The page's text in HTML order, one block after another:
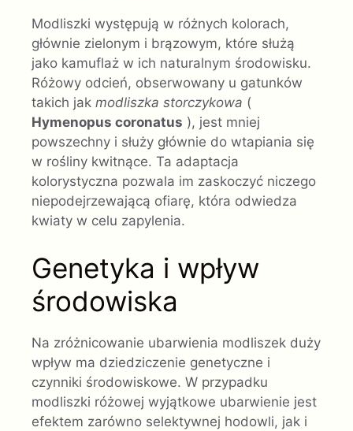
Modliszki występują w różnych kolorach,
głównie zielonym i brązowym, które służą
jako kamuflaż w ich naturalnym środowisku.
Różowy odcień, obserwowany u gatunków
takich jak modliszka storczykowa (
Hymenopus coronatus ), jest mniej
powszechny i służy głównie do wtapiania się
w rośliny kwitnące. Ta adaptacja
kolorystyczna pozwala im zaskoczyć niczego
niepodejrzewającą ofiarę, która odwiedza
kwiaty w celu zapylenia.
Genetyka i wpływ
środowiska
Na zróżnicowanie ubarwienia modliszek duży
wpływ ma dziedziczenie genetyczne i
czynniki środowiskowe. W przypadku
modliszki różowej wyjątkowe ubarwienie jest
efektem zarówno selektywnej hodowli, jak i